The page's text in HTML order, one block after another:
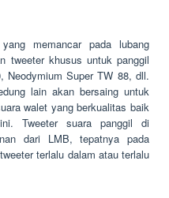
memancar pada lubang
tweeter khusus untuk panggil
Neodymium Super TW 88, dll.
lain akan bersaing untuk
walet yang berkualitas baik
Tweeter suara panggil di
dari LMB, tepatnya pada
terlalu dalam atau terlalu